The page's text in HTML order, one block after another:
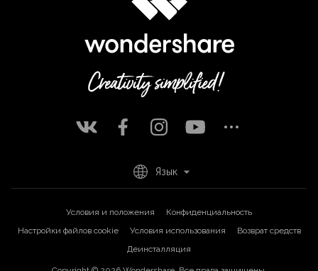
Условия и положения
Конфиденциальность
Настройки файлов cookie
Условия использования
Возврат средств
Деинсталляция
Язык